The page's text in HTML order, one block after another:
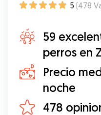
5 (478
59
perros en
Precio
noche
478